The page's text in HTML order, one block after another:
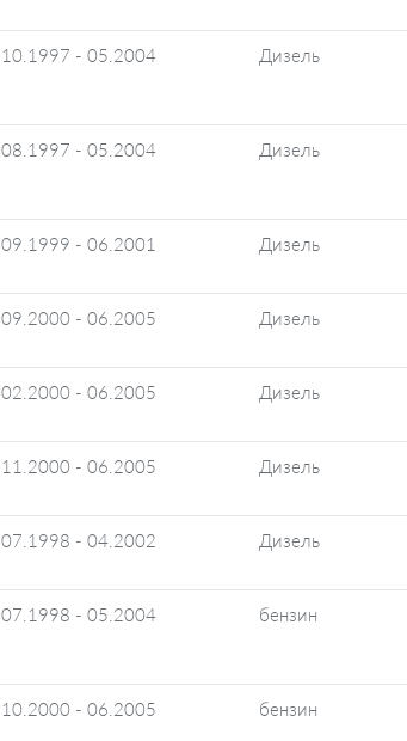
10.1997 - 05.2004 Дизель
08.1997 - 05.2004 Дизель
09.1999 - 06.2001 Дизель
09.2000 - 06.2005 Дизель
02.2000 - 06.2005 Дизель
11.2000 - 06.2005 Дизель
07.1998 - 04.2002 Дизель
07.1998 - 05.2004 бензин
10.2000 - 06.2005 бензин